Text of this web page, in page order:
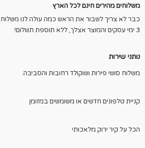
משלוחים מהירים חינם לכל הארץ
כבר לא צריך לשבור את הראש כמה עולה לנו
3 ימי עסקים והמוצר אצלך, ללא תוספת תשלום!
נותני שירות
משלוח סושי פירות ושוקולד רחובות והסביבה.
קניית טלפונים חדשים או משומשים במזומן
הכל על קיר ירוק מלאכותי